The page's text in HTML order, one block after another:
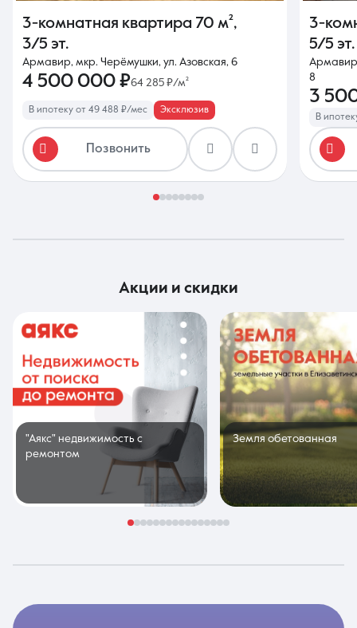
3-комнатная квартира 70 м²,
3/5 эт.
Армавир, мкр. Черёмушки, ул. Азовская, 6
4 500 000 ₽64 285 ₽/м²
В ипотеку от 49 488 ₽/мес Эксклюзив
Позвонить
3-
5/5 эт.
8
3
В
акции и скидки
"Аякс" недвижимость с
ремонтом
Земля обетованная